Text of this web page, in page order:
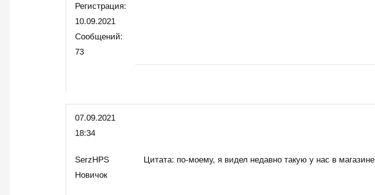
Регистрация:
10.09.2021
Сообщений:
73
07.09.2021
18:34
SerzHPS
Новичок
Цитата: по-моему, я видел недавно такую у нас в магазине